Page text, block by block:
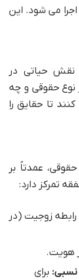
می شود. این
نقش حیاتی در
نوع حقوقی و چه
تا حقایق را
عمدتاً بر
تمرکز دارد:
رابطه زوجیت (در
هویت.
نسبی: برای